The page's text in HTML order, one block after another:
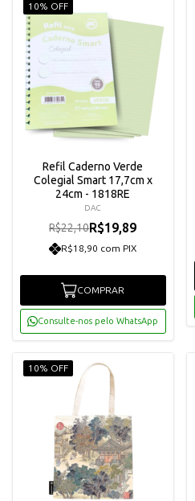
10% OFF
Refil Caderno Verde
Colegial Smart 17,7cm x
24cm - 1818RE
DAC
R$22,10R$19,89
R$18,90 com PIX
COMPRAR
Consulte-nos pelo WhatsApp
10% OFF